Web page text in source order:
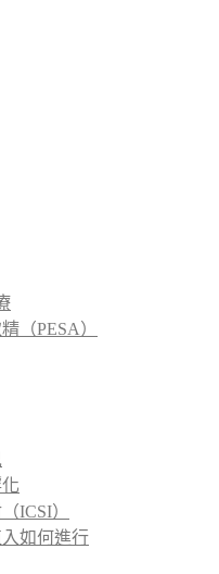
（PESA）
ICSI）
如何進行